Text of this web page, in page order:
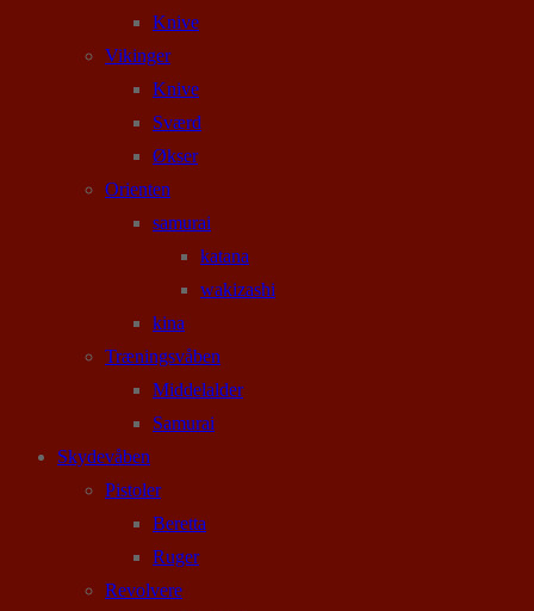
Knive
Vikinger
Knive
Sværd
Økser
Orienten
samurai
katana
wakizashi
kina
Træningsvåben
Middelalder
Samurai
Skydevåben
Pistoler
Beretta
Ruger
Revolvere